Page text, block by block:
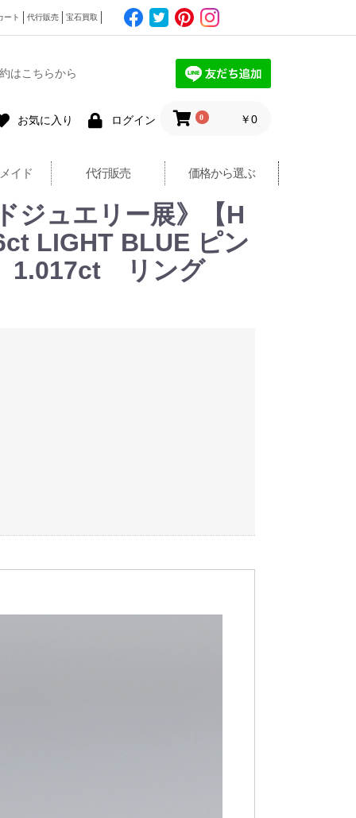
ート 代行販売 宝石買取
はこちらから
お気に入り ログイン 0 ￥0
イド 代行販売 価格から選ぶ
ジュエリー展》【H
LIGHT BLUE ピン
1.017ct リング